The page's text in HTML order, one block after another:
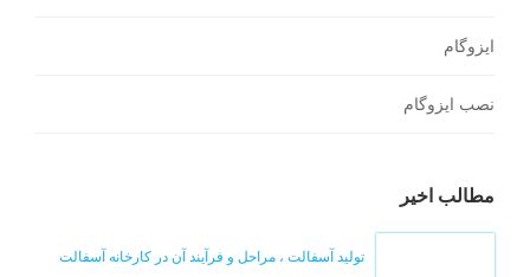
ایزوگام
نصب ایزوگام
مطالب اخیر
تولید آسفالت ، مراحل و فرآیند آن در کارخانه آسفالت